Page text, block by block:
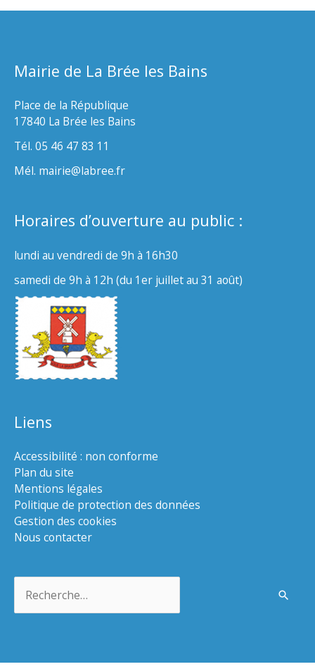
Mairie de La Brée les Bains
Place de la République
17840 La Brée les Bains
Tél. 05 46 47 83 11
Mél. mairie@labree.fr
Horaires d’ouverture au public :
lundi au vendredi de 9h à 16h30
samedi de 9h à 12h (du 1er juillet au 31 août)
Liens
Accessibilité : non conforme
Plan du site
Mentions légales
Politique de protection des données
Gestion des cookies
Nous contacter